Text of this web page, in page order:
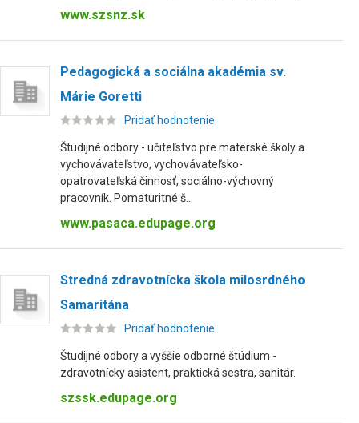
www.szsnz.sk
Pedagogická a sociálna akadémia sv.
Márie Goretti
Pridať hodnotenie
Študijné odbory - učiteľstvo pre materské školy a
vychovávateľstvo, vychovávateľsko-
opatrovateľská činnosť, sociálno-výchovný
pracovník. Pomaturitné š...
www.pasaca.edupage.org
Stredná zdravotnícka škola milosrdného
Samaritána
Pridať hodnotenie
Študijné odbory a vyššie odborné štúdium -
zdravotnícky asistent, praktická sestra, sanitár.
szssk.edupage.org